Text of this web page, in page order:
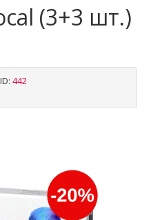
(3+3 шт.)
ID: 442